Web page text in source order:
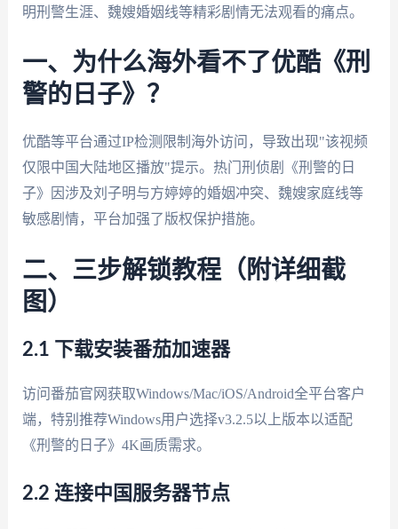
明刑警生涯、魏嫂婚姻线等精彩剧情无法观看的痛点。
一、为什么海外看不了优酷《刑
警的日子》？
优酷等平台通过IP检测限制海外访问，导致出现"该视频
仅限中国大陆地区播放"提示。热门刑侦剧《刑警的日
子》因涉及刘子明与方婷婷的婚姻冲突、魏嫂家庭线等
敏感剧情，平台加强了版权保护措施。
二、三步解锁教程（附详细截
图）
2.1 下载安装番茄加速器
访问番茄官网获取Windows/Mac/iOS/Android全平台客户
端，特别推荐Windows用户选择v3.2.5以上版本以适配
《刑警的日子》4K画质需求。
2.2 连接中国服务器节点